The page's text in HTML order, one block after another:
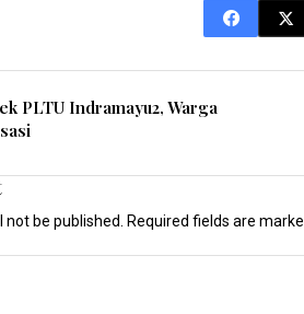
PLTU Indramayu2, Warga
be published. Required fields are